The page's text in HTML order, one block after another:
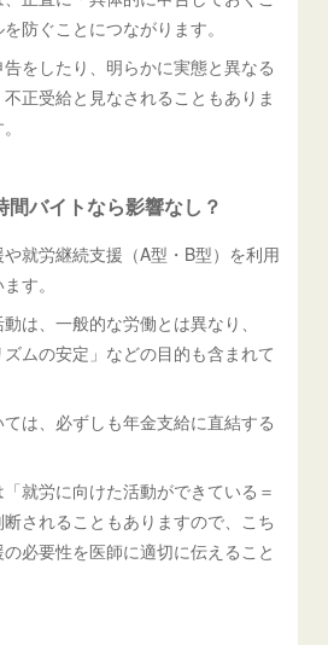
防ぐことにつながります。
をしたり、明らかに実態と異なる
正受給と見なされることもありま
バイトなら影響なし？
就労継続支援（A型・B型）を利用
す。
は、一般的な労働とは異なり、
ズムの安定」などの目的も含まれて
は、必ずしも年金支給に直結する
就労に向けた活動ができている＝
されることもありますので、こち
必要性を医師に適切に伝えること